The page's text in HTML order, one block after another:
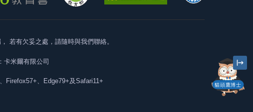
貓頭鷹博士
若有欠妥之處，請隨時與我們聯絡。
卡米爾有限公司
Firefox57+、Edge79+及Safari11+